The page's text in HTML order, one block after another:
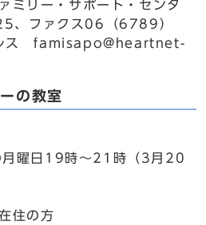
ミリー・サポート・センタ
ファクス06（6789）
ス famisapo@heartnet-
の教室
曜日19時～21時（3月20
住の方